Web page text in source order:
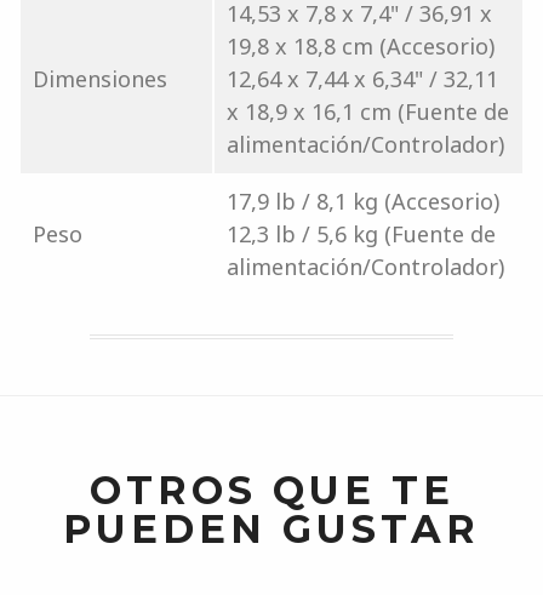
Dimensiones
14,53 x 7,8 x 7,4" / 36,91 x
19,8 x 18,8 cm (Accesorio)
12,64 x 7,44 x 6,34" / 32,11
x 18,9 x 16,1 cm (Fuente de
alimentación/Controlador)
Peso
17,9 lb / 8,1 kg (Accesorio)
12,3 lb / 5,6 kg (Fuente de
alimentación/Controlador)
OTROS QUE TE
PUEDEN GUSTAR